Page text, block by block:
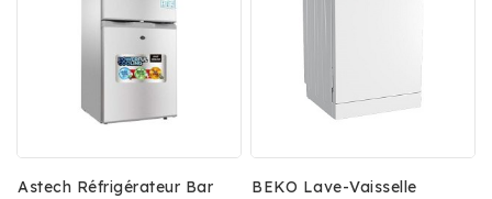
Astech Réfrigérateur Bar
BEKO Lave-Vaisselle